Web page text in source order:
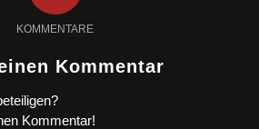
KOMMENTARE
Kommentar
Kommentar!